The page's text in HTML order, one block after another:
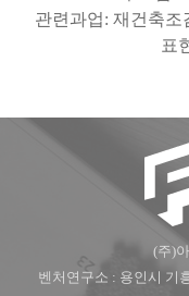
관련과업: 재건축조
표
(주)
벤처연구소 : 용인시 기